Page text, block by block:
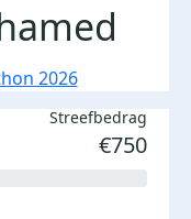
2026
Streefbedrag
€750